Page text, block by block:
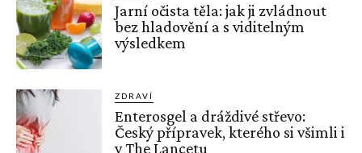
Jarní očista těla: jak ji zvládnout
bez hladovění a s viditelným
výsledkem
ZDRAVÍ
Enterosgel a dráždivé střevo:
Český přípravek, kterého si všimli i
v The Lancetu